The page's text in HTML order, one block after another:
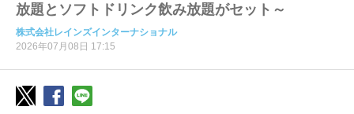
放題とソフトドリンク飲み放題がセット～
株式会社レインズインターナショナル
2026年07月08日 17:15